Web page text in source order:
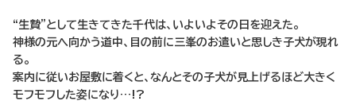
“生贄”として生きてきた千代は、いよいよその日を迎えた。
神様の元へ向かう道中、目の前に三峯のお遣いと思しき子犬が現れ
る。
案内に従いお屋敷に着くと、なんとその子犬が見上げるほど大きく
モフモフした姿になり…!?